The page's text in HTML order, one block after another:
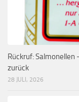
Rückruf: Salmonellen
zurück
28 JULI, 2026